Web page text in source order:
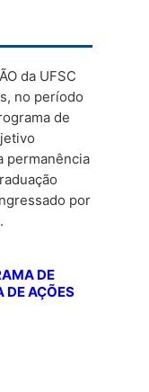
da UFSC
no período
de
permanência
por
DE
DE AÇÕES